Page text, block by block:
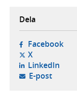
Dela
Facebook-
X- öppnas i
LinkedIn-
E-post-